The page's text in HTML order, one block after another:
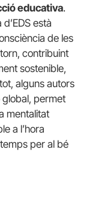
educativa.
està
de les
contribuint
sostenible,
alguns autors
permet
mentalitat
a l’hora
per al bé